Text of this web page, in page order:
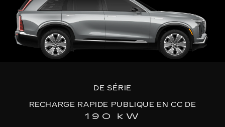
126 couleurs
Deux tapis de
recharge†sans fil pour
téléphones à la première rangée
Compatibilité avec point d’accès sans
18 sens avec mémorisation des
réglages pour le conducteur
DE SÉRIE
RECHARGE RAPIDE PUBLIQUE EN CC DE
190 kW